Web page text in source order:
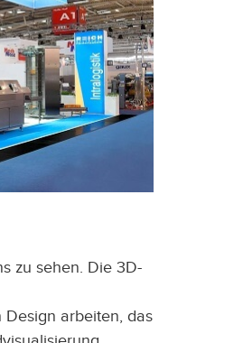
zu sehen. Die 3D-
arbeiten, das